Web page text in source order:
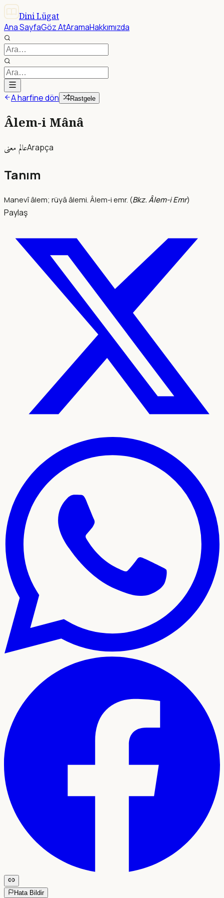
Dini Lügat
Ana SayfaGöz AtAramaHakkımızda
A harfine dön Rastgele
Âlem-i Mânâ
عالم معنىArapça
Tanım
Manevî âlem; rüyâ âlemi. Âlem-i emr. (Bkz. Âlem-i Emr)
Paylaş
Hata Bildir